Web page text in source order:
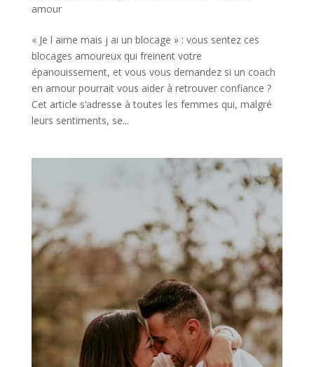
amour
« Je l aime mais j ai un blocage » : vous sentez ces
blocages amoureux qui freinent votre
épanouissement, et vous vous demandez si un coach
en amour pourrait vous aider à retrouver confiance ?
Cet article s’adresse à toutes les femmes qui, malgré
leurs sentiments, se...